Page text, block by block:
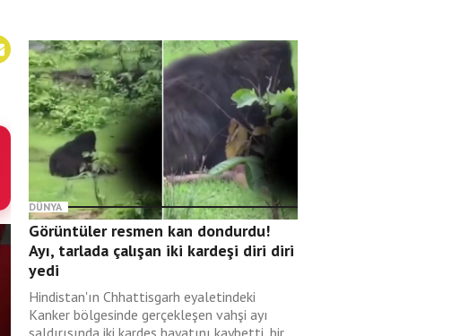
DÜNYA
Görüntüler resmen kan dondurdu!
Ayı, tarlada çalışan iki kardeşi diri diri
yedi
Hindistan'ın Chhattisgarh eyaletindeki
Kanker bölgesinde gerçekleşen vahşi ayı
saldırısında iki kardeş hayatını kaybetti, bir